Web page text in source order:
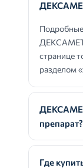
странице
разделом
препарат?
Где